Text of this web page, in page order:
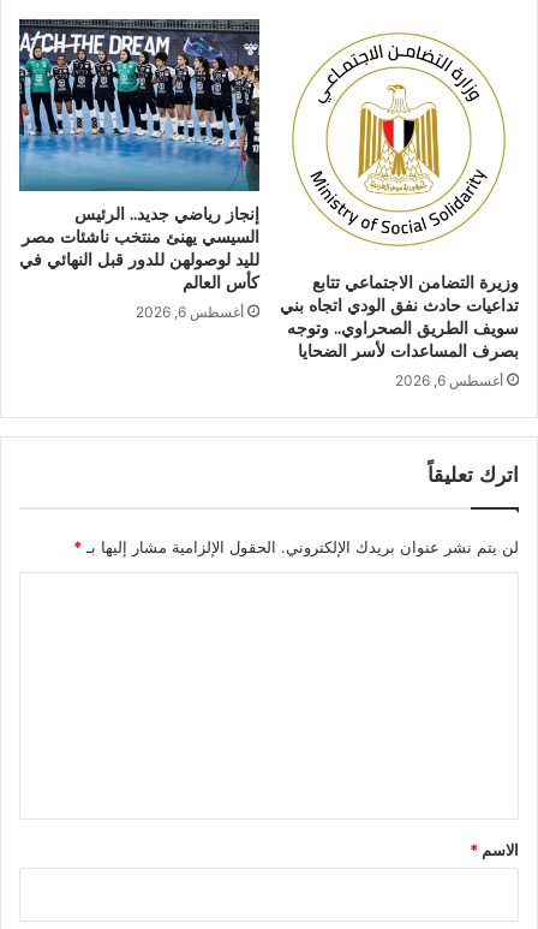
وزيرة التضامن الاجتماعي تتابع
تداعيات حادث نفق الودي اتجاه بني
سويف الطريق الصحراوي.. وتوجه
بصرف المساعدات لأسر الضحايا
أغسطس 6, 2026
إنجاز رياضي جديد.. الرئيس
السيسي يهنئ منتخب ناشئات مصر
لليد لوصولهن للدور قبل النهائي في
كأس العالم
أغسطس 6, 2026
اترك تعليقاً
لن يتم نشر عنوان بريدك الإلكتروني. الحقول الإلزامية مشار إليها بـ *
*
الاسم *